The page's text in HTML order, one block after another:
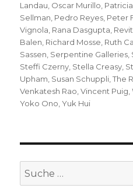
Landau Oscar Murillo
Sellman Pedro Reyes Peter
Vignola Rana Dasgupta
Balen Richard Mosse Ruth
Sassen Serpentine Galleries
Steffi Czerny Stella Creasy
Upham Susan Schuppli ,The
Venkatesh Rao ,Vincent Puig ,
Yoko Ono ,Yuk Hui
Suche
nach: